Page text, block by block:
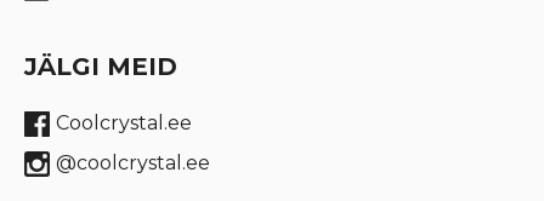
JÄLGI MEID
Coolcrystal.ee
@coolcrystal.ee